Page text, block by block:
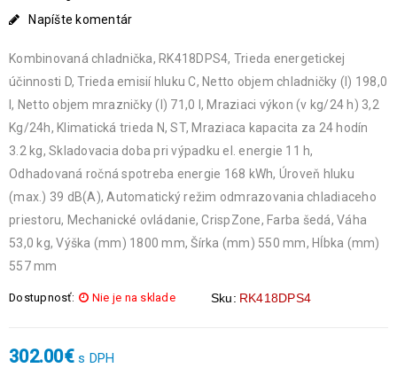
Napíšte komentár
Kombinovaná chladnička, RK418DPS4, Trieda energetickej
účinnosti D, Trieda emisií hluku C, Netto objem chladničky (l) 198,0
l, Netto objem mrazničky (l) 71,0 l, Mraziaci výkon (v kg/24 h) 3,2
Kg/24h, Klimatická trieda N, ST, Mraziaca kapacita za 24 hodín
3.2 kg, Skladovacia doba pri výpadku el. energie 11 h,
Odhadovaná ročná spotreba energie 168 kWh, Úroveň hluku
(max.) 39 dB(A), Automatický režim odmrazovania chladiaceho
priestoru, Mechanické ovládanie, CrispZone, Farba šedá, Váha
53,0 kg, Výška (mm) 1800 mm, Šírka (mm) 550 mm, Hĺbka (mm)
557 mm
Dostupnosť: Nie je na sklade Sku: RK418DPS4
302.00€ s DPH